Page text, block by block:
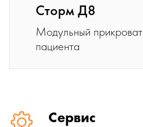
Сторм Д8
Модульный
пациента
Сервис